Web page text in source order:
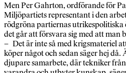
Men Per Gahrton, ordförande för
Miljöpartiets representant i den
rödgröna partiernas utrikespolitiska
det går att försvara sig med att man
– Det är inte så med krigsmateriel
köper något och sedan säger hej
djupare samarbete, där tekniker